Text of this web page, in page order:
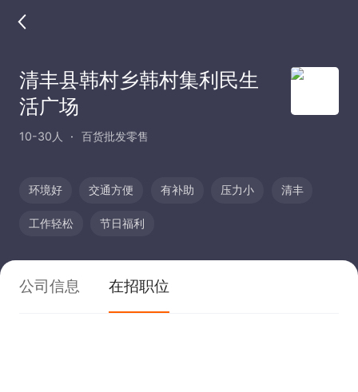
清丰县韩村乡韩村集利民生
活广场
10-30人 百货批发零售
环境好 交通方便 有补助 压力小 清丰
工作轻松 节日福利
公司信息 在招职位